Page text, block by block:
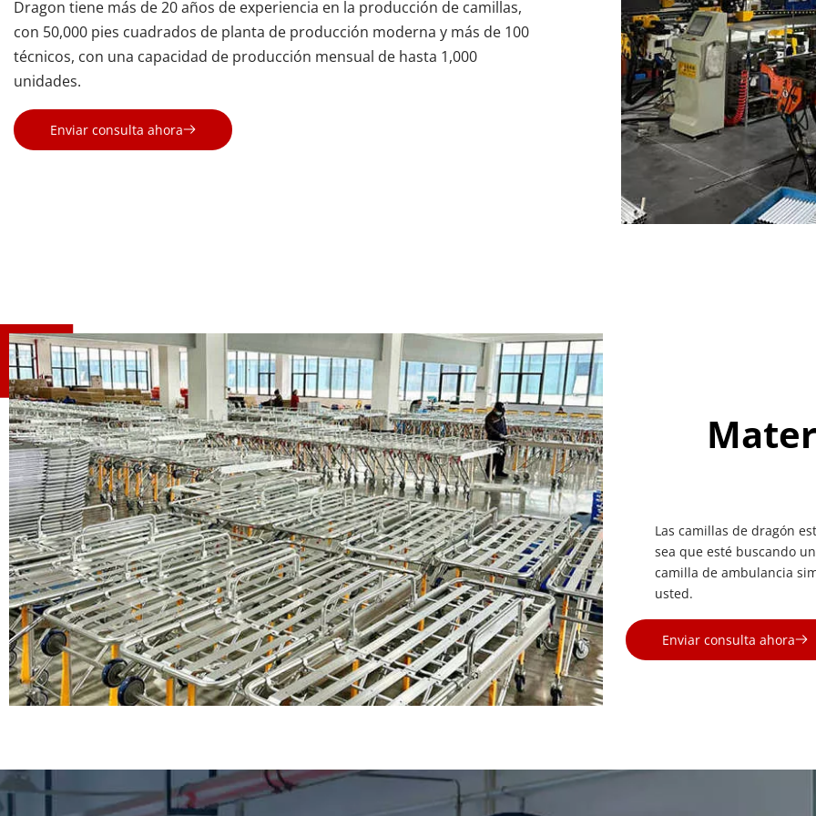
Dragon tiene más de 20 años de experiencia en la producción de camillas,
con 50,000 pies cuadrados de planta de producción moderna y más de 100
técnicos, con una capacidad de producción mensual de hasta 1,000
unidades.
Enviar consulta ahora
Las camillas de dragón
sea que esté buscando
camilla de ambulancia
usted.
Enviar consulta ahora